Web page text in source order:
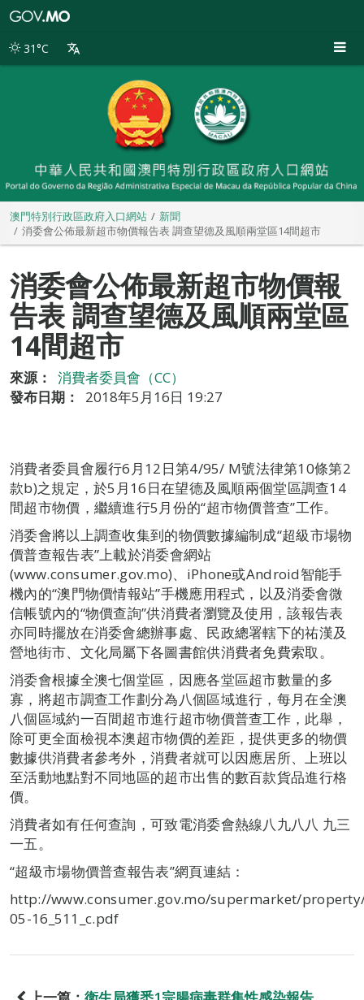
別
31°C
澳門特別行政區政府入口網站
新聞
消委會公佈最新超市物價報告表 調查望德及風順兩堂區14間超市
消委會公佈最新超市物價報
告表 調查望德及風順兩堂區
14間超市
來源：
消費者委員會（CC）
發布日期：
2018年5月16日 19:27
消費者委員會履行6月12日第4/95/ M號法律第10條第2
款b)之規定，於5月16日在望德及風順兩個堂區調查14
間超市物價，繼續進行5月份的“超市物價普查”工作。
消委會將以上調查收集到的物價數據編制成“超級市場物
價普查報告表”上載於消委會網站
(www.consumer.gov.mo)、iPhone或Android智能手
機內的“澳門物價情報站”手機應用程式，以及消委會微
信帳號內的“物價查詢”供消費者瀏覽及使用，該報告表
亦同時擺放在消委會總辦事處、民政總署轄下的祐漢及
營地街市、文化局屬下各圖書館供消費者免費索取。
消委會根據全澳七個堂區，因應各堂區超市數量的多
寡，將超市調查工作劃分為八個區域進行，每月在全澳
八個區域約一百間超市進行超市物價普查工作，此舉，
除可更全面檢視本澳超市物價的差距，提供更多的物價
數據供消費者參考外，消費者就可以因應居所、上班以
至活動地點對不同地區的超市出售的數百款貨品進行格
價。
消費者如有任何查詢，可致電消委會熱線八九八八 九三
一五。
“超級市場物價普查報告表”網頁連結：
http://www.consumer.gov.mo/supermarket/
05-16_511_c.pdf